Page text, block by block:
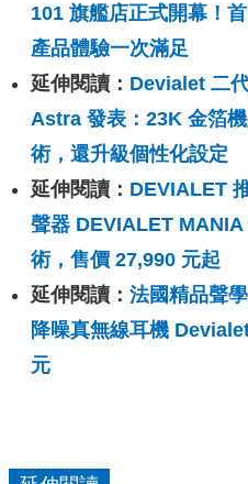
101 旗艦店正式開幕！
產品體驗一次滿足
延伸閱讀： Devialet 二
Astra 發表：23K 金箔
術，還升級個性化設定
延伸閱讀： DEVIALET
聲器 DEVIALET
術，售價 27,990 元起
延伸閱讀： 法國精品聲
降噪真無線耳機
元